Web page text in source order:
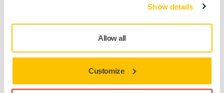
Show details
Allow all
Customize
Installation av Mirka AutoChanger